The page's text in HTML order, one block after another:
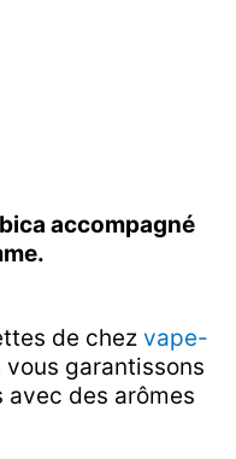
accompagné
de chez vape-
garantissons
avec des arômes